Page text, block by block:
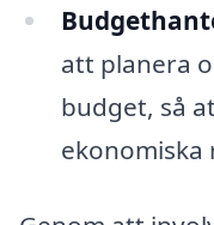
att planera
budget, så
ekonomiska